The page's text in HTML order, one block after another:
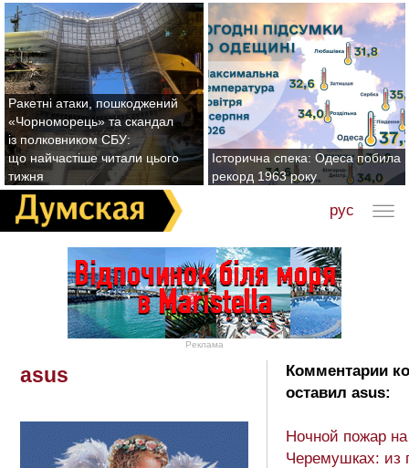
Ракетні атаки, пошкоджений
«Чорноморець» та скандал
із полковником СБУ:
що найчастіше читали цього
тижня
Історична спека: Одеса побила
рекорд 1963 року
рус
Реклама
asus
Комментарии
оставил asus:
Ночной пожар на
Черемушках: из